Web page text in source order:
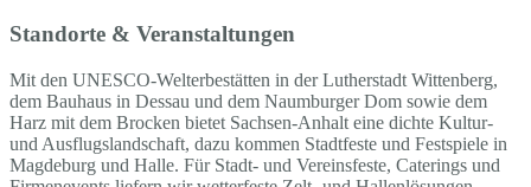
Standorte & Veranstaltungen
Mit den UNESCO-Welterbestätten in der Lutherstadt Wittenberg,
dem Bauhaus in Dessau und dem Naumburger Dom sowie dem
Harz mit dem Brocken bietet Sachsen-Anhalt eine dichte Kultur-
und Ausflugslandschaft, dazu kommen Stadtfeste und Festspiele in
Magdeburg und Halle. Für Stadt- und Vereinsfeste, Caterings und